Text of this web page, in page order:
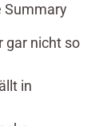
Summary
gar nicht so
in